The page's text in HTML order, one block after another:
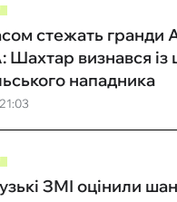
стежать гранди
Шахтар визнався із
нападника
ЗМІ оцінили